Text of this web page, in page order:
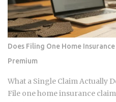
tax year, the IRS sets the Roth
$150,000 to $165,000 for
$246,000 for married-filing-
upper limits, direct Roth IRA
prohibited. The 2026 limits
modestly due to inflation
filing-jointly cutoff near
official IRS confirmation
Does Filing One Home
Premium
What a Single Claim Actually
File one home insurance